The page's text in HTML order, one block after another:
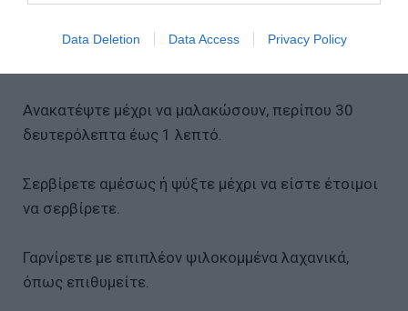
Data Deletion Data Access Privacy Policy
Ανακατέψτε μέχρι να μαλακώσουν, περίπου 30
δευτερόλεπτα έως 1 λεπτό.
Σερβίρετε αμέσως ή ψύξτε μέχρι να είστε έτοιμοι
να σερβίρετε.
Γαρνίρετε με επιπλέον ψιλοκομμένα λαχανικά,
όπως επιθυμείτε.